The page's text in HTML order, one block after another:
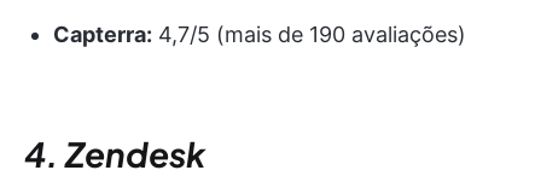
Capterra: 4,7/5 (mais de 190 avaliações)
4. Zendesk